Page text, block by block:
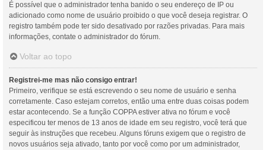
É possível que o administrador tenha banido o seu endereço de IP ou
adicionado como nome de usuário proibido o que você deseja registrar. O
registro também pode ter sido desativado por razões privadas. Para mais
informações, contate o administrador do fórum.
Voltar ao topo
Registrei-me mas não consigo entrar!
Primeiro, verifique se está escrevendo o seu nome de usuário e senha
corretamente. Caso estejam corretos, então uma entre duas coisas podem
estar acontecendo. Se a função COPPA estiver ativa no fórum e você
especificou ter menos de 13 anos de idade em seu registro, você terá que
seguir às instruções que recebeu. Alguns fóruns exigem que o registro de
novos usuários seja ativado, tanto por você como por um administrador,